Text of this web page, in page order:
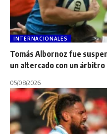
INTERNACIONALES
Tomás Albornoz fue
un altercado con un árbitro
05/08/2026